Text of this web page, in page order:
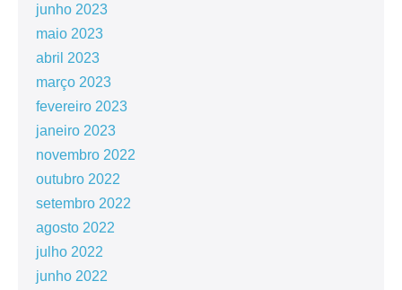
junho 2023
maio 2023
abril 2023
março 2023
fevereiro 2023
janeiro 2023
novembro 2022
outubro 2022
setembro 2022
agosto 2022
julho 2022
junho 2022